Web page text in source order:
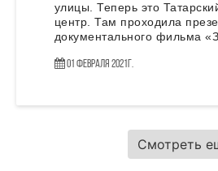
улицы. Теперь это
центр. Там проходила
документального фильма
01 Февраля 2021г.
Смотреть